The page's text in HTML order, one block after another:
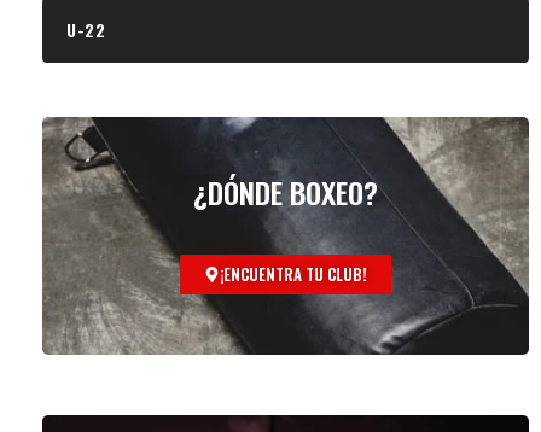
U-22
¿DÓNDE BOXEO?
¡ENCUENTRA TU CLUB!